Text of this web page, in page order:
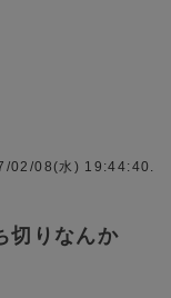
02/08(水) 19:44:40.
切りなんか